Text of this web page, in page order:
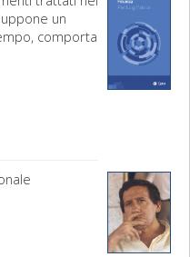
un
comporta